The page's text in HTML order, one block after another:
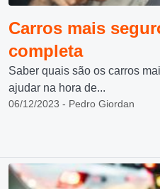
Carros mais
completa
Saber quais são os carros
ajudar na hora de...
06/12/2023 - Pedro Giordan